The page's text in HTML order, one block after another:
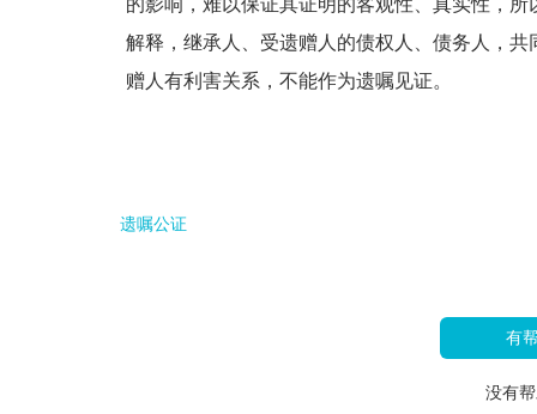
的影响，难以保证其证明的客观性、真实性，
解释，继承人、受遗赠人的债权人、债务人，
赠人有利害关系，不能作为遗嘱见证。
遗嘱公证
有
没有